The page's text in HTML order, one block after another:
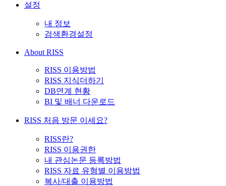
설정
내 정보
검색환경설정
About RISS
RISS 이용방법
RISS 지식더하기
DB연계 현황
BI 및 배너 다운로드
RISS 처음 방문 이세요?
RISS란?
RISS 이용권한
내 관심논문 등록방법
RISS 자료 유형별 이용방법
복사/대출 이용방법